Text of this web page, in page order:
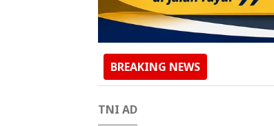
BREAKING NEWS
TNI AD